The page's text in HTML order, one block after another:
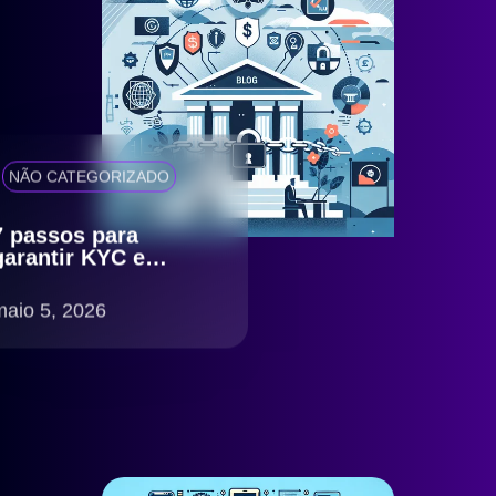
NÃO CATEGORIZADO
passos para
KYC e
compliance
no Brasil
5, 2026